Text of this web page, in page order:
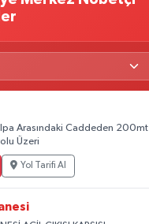
Arasındaki Caddeden 200mt
Üzeri
Yol Tarifi Al